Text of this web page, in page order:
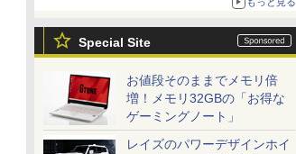
Special Site
お値段そのままでメモリ倍
増！メモリ32GBの「お得な
ゲーミングノート」
レイズのパワーデザインホイ